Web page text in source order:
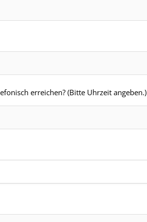
erreichen? (Bitte Uhrzeit angeben.)